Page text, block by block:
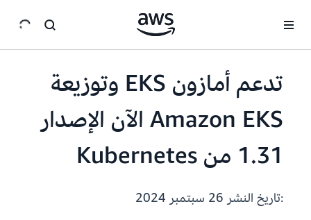
تدعم أمازون EKS وتوزيعة
Amazon EKS الآن الإصدار
1.31 من Kubernetes
:تاريخ النشر